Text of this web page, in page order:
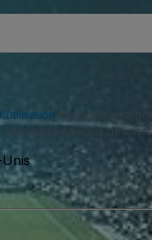
et approuvez
pouvez vous